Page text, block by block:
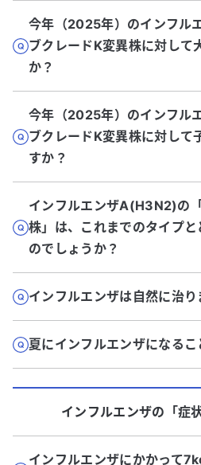
今年（2025年）のインフル
ブクレードK変異株に対して
か？
今年（2025年）のインフル
ブクレードK変異株に対して
すか？
インフルエンザA(H3N2)の
株」は、これまでのタイプ
のでしょうか？
インフルエンザは自然に治り
夏にインフルエンザになるこ
インフルエンザの「症
インフルエンザにかかって